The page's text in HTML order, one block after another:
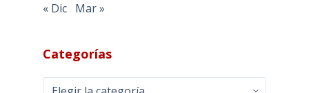
« Dic Mar »
Categorías
Categorías